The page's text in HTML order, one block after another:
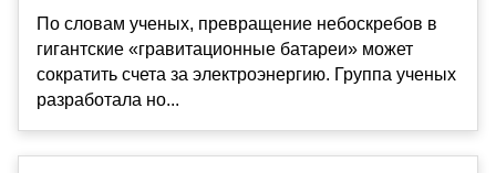
По словам ученых, превращение небоскребов в
гигантские «гравитационные батареи» может
сократить счета за электроэнергию. Группа ученых
разработала но...